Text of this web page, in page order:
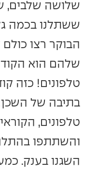
שלושה שלבים,
ששתלנו בכמה
הבוקר רצו
שלהם הוא הקוד
טלפונים! כזה
בתיבה של
טלפונים,
והשתתפו
השגנו בענק.